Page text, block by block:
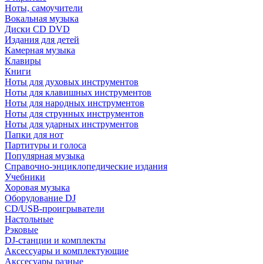
Ноты, самоучители
Вокальная музыка
Диски CD DVD
Издания для детей
Камерная музыка
Клавиры
Книги
Ноты для духовых инструментов
Ноты для клавишных инструментов
Ноты для народных инструментов
Ноты для струнных инструментов
Ноты для ударных инструментов
Папки для нот
Партитуры и голоса
Популярная музыка
Справочно-энциклопедические издания
Учебники
Хоровая музыка
Оборудование DJ
CD/USB-проигрыватели
Настольные
Рэковые
DJ-станции и комплекты
Аксессуары и комплектующие
Акссесуары разные